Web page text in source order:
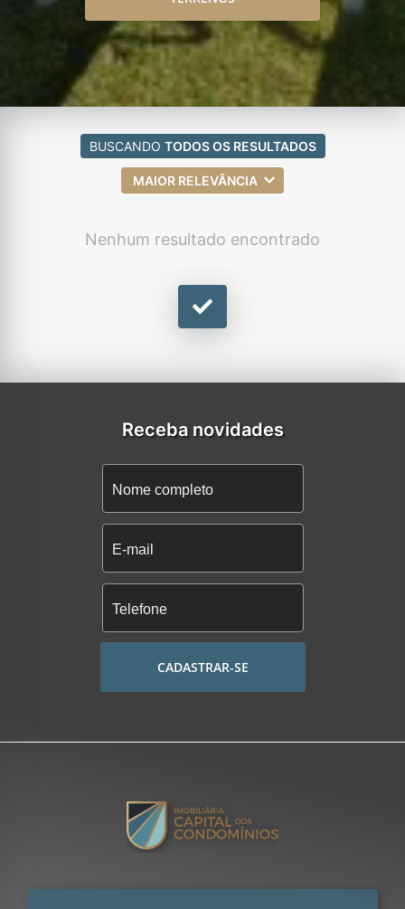
BUSCANDO TODOS OS RESULTADOS
MAIOR RELEVÂNCIA
Nenhum resultado encontrado
Receba novidades
CADASTRAR-SE